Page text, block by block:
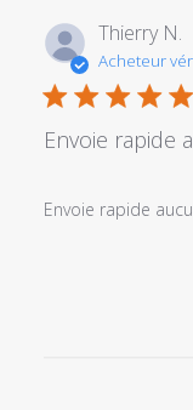
Thierry N.
Acheteur
Envoie rapide
Envoie rapide